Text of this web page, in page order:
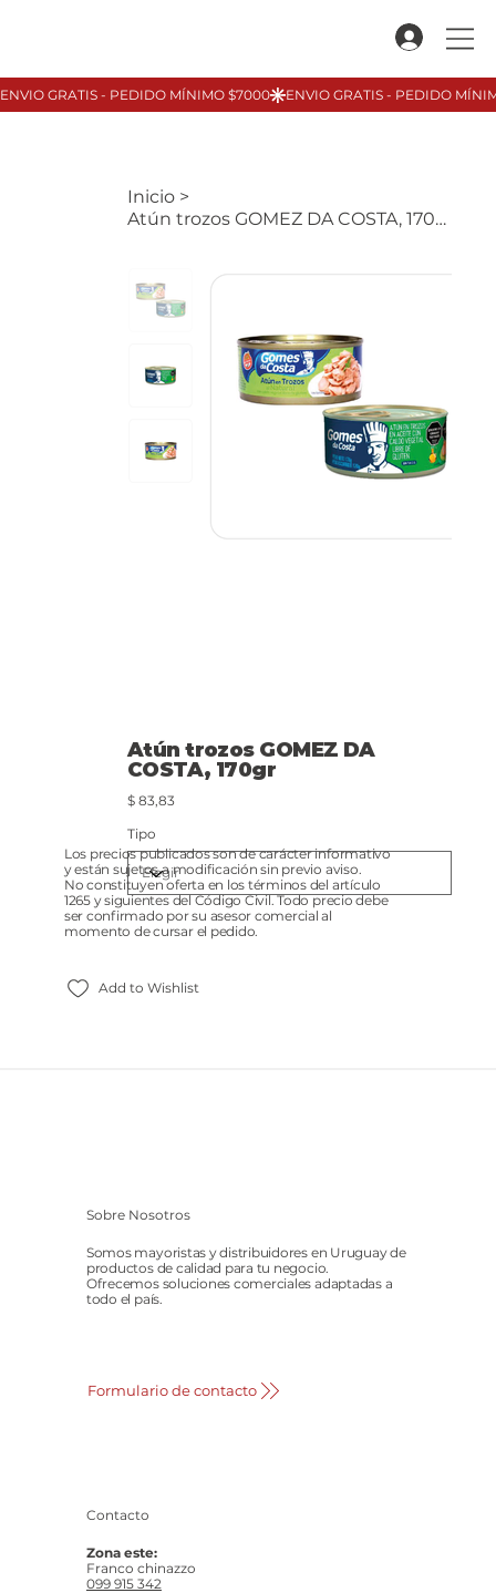
Inicio >
Atún trozos GOMEZ DA COSTA, 170gr
Atún trozos GOMEZ DA
COSTA, 170gr
Precio
$ 83,83
Tipo
Add to Wishlist
Los precios publicados son de carácter informativo
y están sujetos a modificación sin previo aviso.
No constituyen oferta en los términos del artículo
1265 y siguientes del Código Civil. Todo precio debe
ser confirmado por su asesor comercial al
momento de cursar el pedido.
Sobre Nosotros
Somos mayoristas y distribuidores en Uruguay de
productos de calidad para tu negocio.
Ofrecemos soluciones comerciales adaptadas a
todo el país.
Formulario de contacto
Contacto
Zona este:
Franco chinazzo
099 915 342